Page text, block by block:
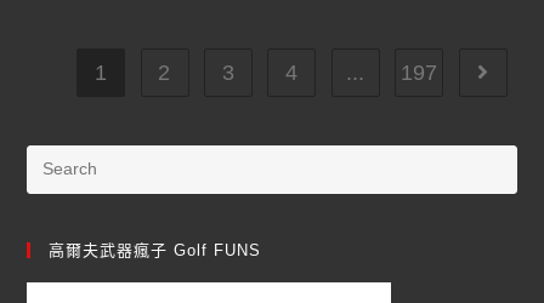
1 2 3 4 ... 197
高爾夫武器瘋子 Golf FUNS